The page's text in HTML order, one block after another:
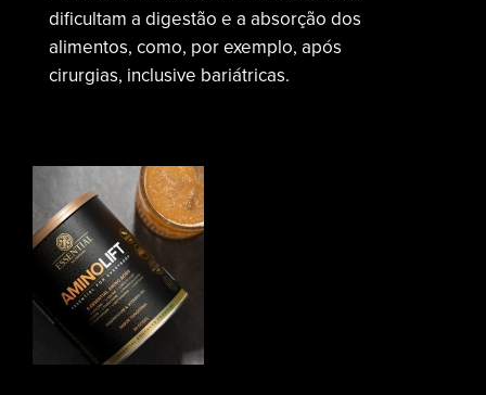
dificultam a digestão e a absorção dos
alimentos, como, por exemplo, após
cirurgias, inclusive bariátricas.